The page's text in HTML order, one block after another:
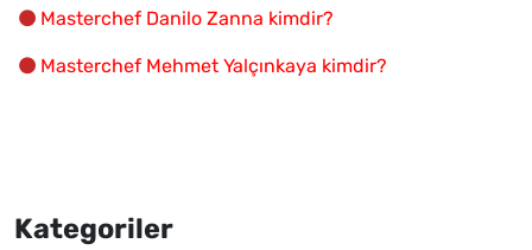
Masterchef Danilo Zanna kimdir?
Masterchef Mehmet Yalçınkaya kimdir?
Kategoriler